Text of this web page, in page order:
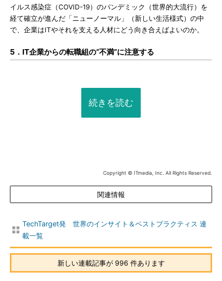
イルス感染症（COVID-19）のパンデミック（世界的大流行）を
経て確立が進んだ「ニューノーマル」（新しい生活様式）の中
で、企業はITやそれを支える人材にどう向き合えばよいのか。
5．IT企業からの転職組の“不満”に注意する
続きを読む
Copyright © ITmedia, Inc. All Rights Reserved.
関連情報
TechTarget発 世界のインサイト＆ベストプラクティス 連
載一覧
新しい連載記事が 996 件あります